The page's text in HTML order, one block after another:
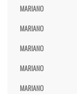
MARIANO
MARIANO
MARIANO
MARIANO
MARIANO